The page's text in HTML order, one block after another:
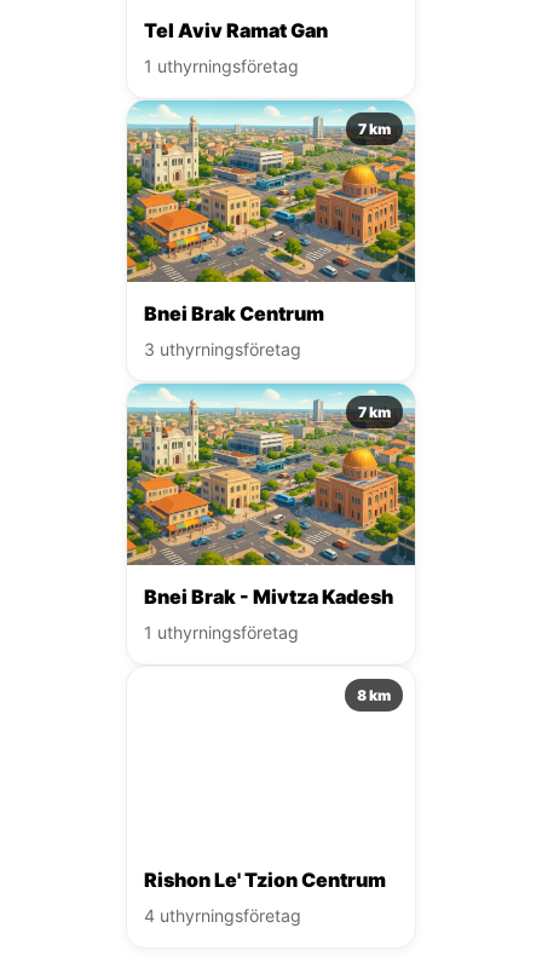
Tel Aviv Ramat Gan
1 uthyrningsföretag
7 km
Bnei Brak Centrum
3 uthyrningsföretag
7 km
Bnei Brak - Mivtza Kadesh
1 uthyrningsföretag
8 km
Rishon Le' Tzion Centrum
4 uthyrningsföretag